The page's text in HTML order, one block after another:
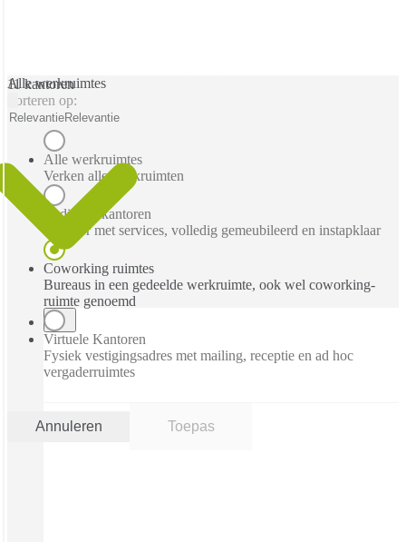
Alle werkruimtes
Alle werkruimtes
Verken alle werkruimten
Bediende kantoren
Kantoor met services, volledig gemeubileerd en instapklaar
Coworking ruimtes
Bureaus in een gedeelde werkruimte, ook wel coworking-
ruimte genoemd
Virtuele Kantoren
Fysiek vestigingsadres met mailing, receptie en ad hoc
vergaderruimtes
Annuleren Toepas
11 kantoren
Sorteren op:
RelevantieRelevantie